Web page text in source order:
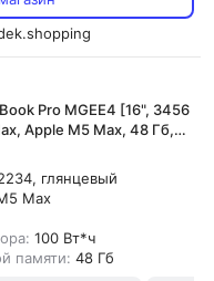
Pro MGEE4 [16", 3456
Apple M5 Max, 48 Гб,
глянцевый
Max
100 Вт*ч
памяти: 48 Гб